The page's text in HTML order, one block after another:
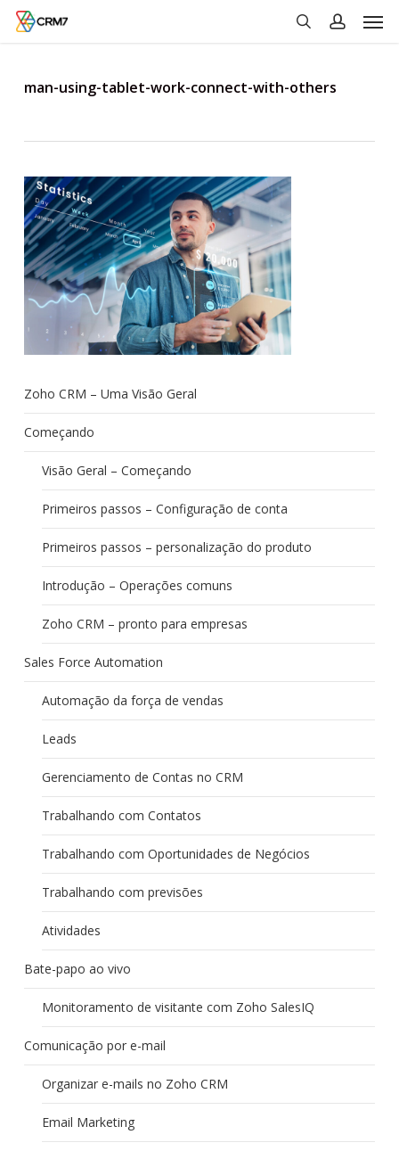
Skip
man-using-tablet-work-connect-with-others
Zoho CRM – Uma Visão Geral
Começando
Visão Geral – Começando
Primeiros passos – Configuração de conta
Primeiros passos – personalização do produto
Introdução – Operações comuns
Zoho CRM – pronto para empresas
Sales Force Automation
Automação da força de vendas
Leads
Gerenciamento de Contas no CRM
Trabalhando com Contatos
Trabalhando com Oportunidades de Negócios
Trabalhando com previsões
Atividades
Bate-papo ao vivo
Monitoramento de visitante com Zoho SalesIQ
Comunicação por e-mail
Organizar e-mails no Zoho CRM
Email Marketing